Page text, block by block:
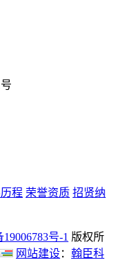
程 荣誉资质 招贤纳
号-1 版权所
网站建设： 翰臣科